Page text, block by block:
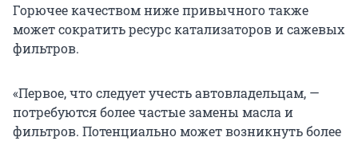
Горючее качеством ниже привычного также
может сократить ресурс катализаторов и сажевых
фильтров.
«Первое, что следует учесть автовладельцам, —
потребуются более частые замены масла и
фильтров. Потенциально может возникнуть более